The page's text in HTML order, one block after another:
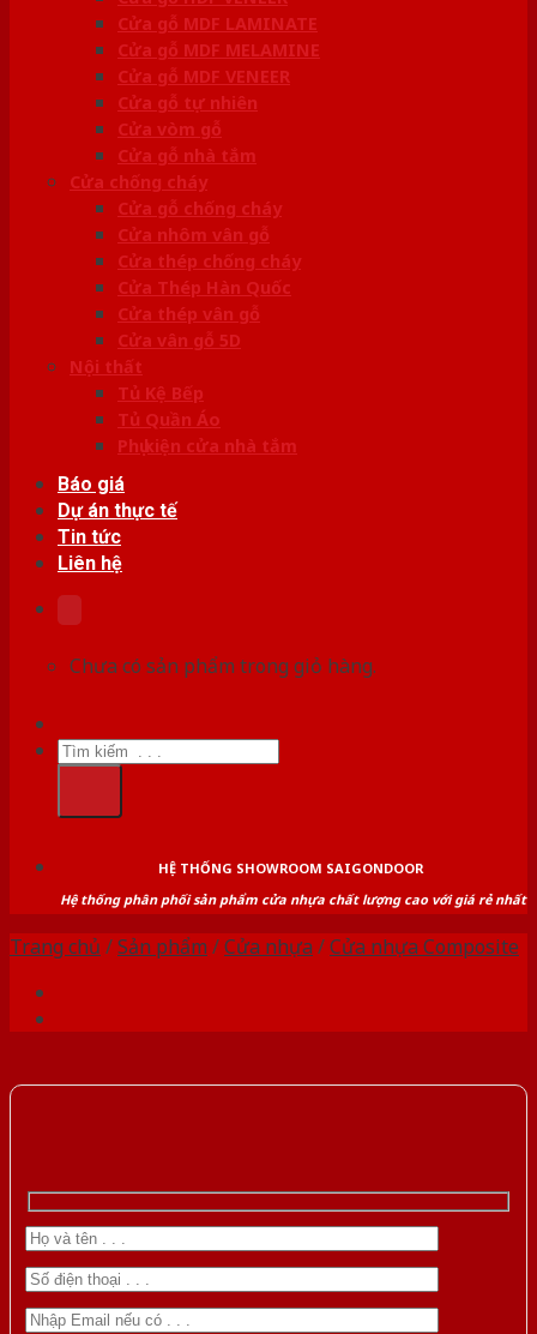
Cửa gỗ MDF LAMINATE
Cửa gỗ MDF MELAMINE
Cửa gỗ MDF VENEER
Cửa gỗ tự nhiên
Cửa vòm gỗ
Cửa gỗ nhà tắm
Cửa chống cháy
Cửa gỗ chống cháy
Cửa nhôm vân gỗ
Cửa thép chống cháy
Cửa Thép Hàn Quốc
Cửa thép vân gỗ
Cửa vân gỗ 5D
Nội thất
Tủ Kệ Bếp
Tủ Quần Áo
Phụ kiện cửa nhà tắm
Báo giá
Dự án thực tế
Tin tức
Liên hệ
Chưa có sản phẩm trong giỏ hàng.
Tìm
kiếm:
HỆ THỐNG SHOWROOM SAIGONDOOR
Hệ thống phân phối sản phẩm cửa nhựa chất lượng cao với giá rẻ nhất
Trang chủ /Sản phẩm /Cửa nhựa /Cửa nhựa Composite